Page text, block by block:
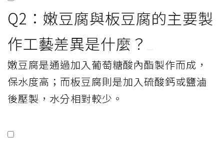
Q2：嫩豆腐與板豆腐的主要製
作工藝差異是什麼？
嫩豆腐是通過加入葡萄糖酸內酯製作而成，
保水度高；而板豆腐則是加入硫酸鈣或鹽滷
後壓製，水分相對較少。